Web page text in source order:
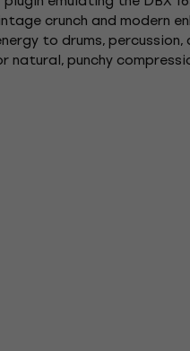
crunch and modern
to drums,
punchy
or adds grit with the...